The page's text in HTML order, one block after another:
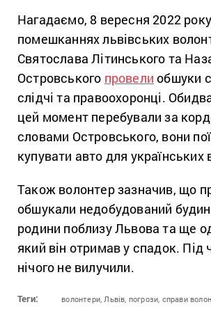
Нагадаємо, 8 вересня 2022
помешканнях львівських
Святослава Літинського та
Островського провели обшуки
слідчі та правоохоронці.
цей момент перебували за
словами Островського, вони
купувати авто для українських
Також волонтер зазначив, що
обшукали недобудований
родини поблизу Львова та ще
який він отримав у спадок. Під
нічого не вилучили.
Теги: волонтери, Львів, погрози, справи